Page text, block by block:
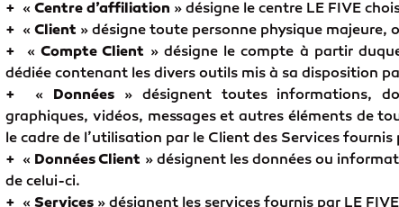
+ « Centre d’affiliation » désigne le centre LE FIVE
+ « Client » désigne toute personne physique majeure,
+ « Compte Client » désigne le compte à partir
dédiée contenant les divers outils mis à sa disposition
+ « Données» désignent toutes informations,
graphiques, vidéos, messages et autres éléments de
le cadre de l’utilisation par le Client des Services fournis
+ « Données Client » désignent les données ou
de celui-ci.